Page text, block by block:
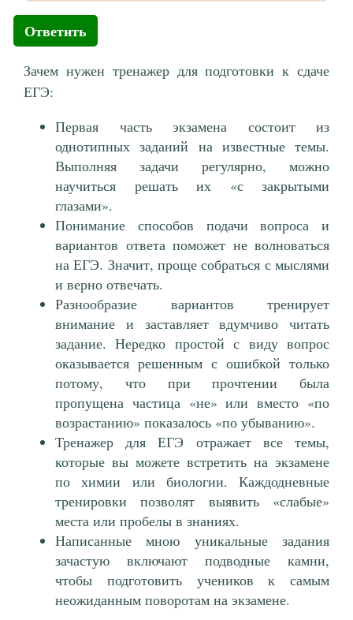
Ответить
Зачем нужен тренажер для подготовки к сдаче
ЕГЭ:
Первая часть экзамена состоит из
однотипных заданий на известные темы.
Выполняя задачи регулярно, можно
научиться решать их «с закрытыми
глазами».
Понимание способов подачи вопроса и
вариантов ответа поможет не волноваться
на ЕГЭ. Значит, проще собраться с мыслями
и верно отвечать.
Разнообразие вариантов тренирует
внимание и заставляет вдумчиво читать
задание. Нередко простой с виду вопрос
оказывается решенным с ошибкой только
потому, что при прочтении была
пропущена частица «не» или вместо «по
возрастанию» показалось «по убыванию».
Тренажер для ЕГЭ отражает все темы,
которые вы можете встретить на экзамене
по химии или биологии. Каждодневные
тренировки позволят выявить «слабые»
места или пробелы в знаниях.
Написанные мною уникальные задания
зачастую включают подводные камни,
чтобы подготовить учеников к самым
неожиданным поворотам на экзамене.